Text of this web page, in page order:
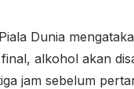
Dunia
alkohol akan
jam sebelum